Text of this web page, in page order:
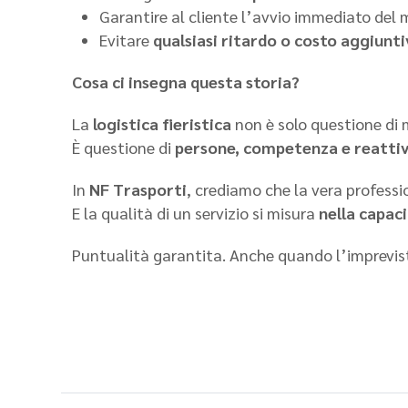
Garantire al cliente l’avvio immediato del
Evitare qualsiasi ritardo o costo
Cosa ci insegna questa storia?
La logistica fieristica non è solo questione di
È questione di persone, competenza e
In NF Trasporti, crediamo che la vera
E la qualità di un servizio si misura nella
Puntualità garantita. Anche quando